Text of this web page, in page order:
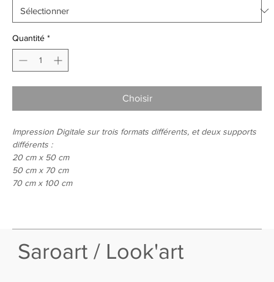
Quantité *
Choisir
Impression Digitale sur trois formats différents, et deux supports
différents :
20 cm x 50 cm
50 cm x 70 cm
70 cm x 100 cm
Saroart / Look'art